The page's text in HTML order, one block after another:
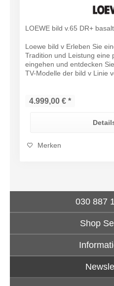
LOEWE bild v.65 DR+
Loewe bild v Erleben Sie
Tradition und Leistung eine
eingehen und entdecken
TV-Modelle der bild v Linie
4.999,00 € *
Merken
030 887
Shop